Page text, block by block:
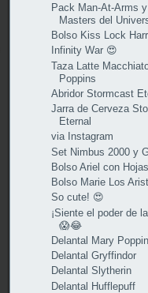
Pack Man-At-Arms
Masters del
Bolso Kiss Lock
Infinity War 😍
Taza Latte
Poppins
Abridor Stormcast
Jarra de Cerveza
Eternal
via Instagram
Set Nimbus 2000 y
Bolso Ariel con Hojas
Bolso Marie Los
So cute! 😍
¡Siente el poder de
😱😂
Delantal Mary
Delantal Gryffindor
Delantal Slytherin
Delantal Hufflepuff